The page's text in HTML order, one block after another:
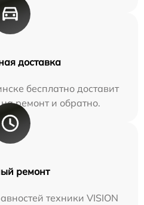
доставка
бесплатно доставит
ремонт и обратно.
ремонт
техники VISION